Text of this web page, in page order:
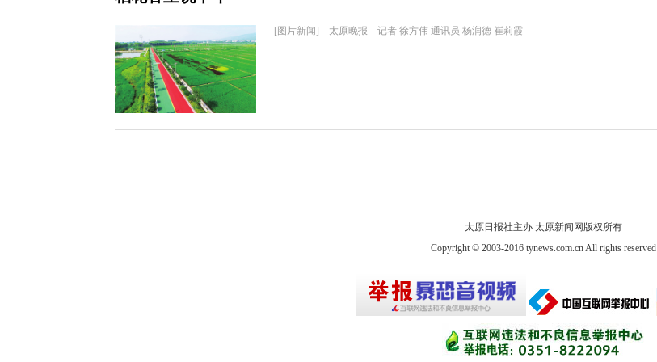
[图片新闻] 太原晚报 记者 徐方伟 通讯员 杨润德 崔莉霞
太原日报社主办 太原新闻网版权所有
Copyright © 2003-2016 tynews.com.cn All rights reserved